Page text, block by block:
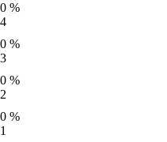
0 %
4
0 %
3
0 %
2
0 %
1